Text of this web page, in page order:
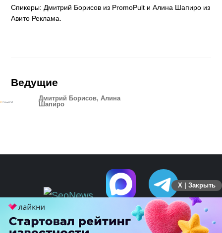
Спикеры: Дмитрий Борисов из PromoPult и Алина Шапиро из
Авито Реклама.
Ведущие
Дмитрий Борисов, Алина
Шапиро
X | Закрыть
ПЕРЕЙТИ НА ПОЛНУЮ ВЕРСИЮ
© SEOnews.ru Все права защищены. 2026